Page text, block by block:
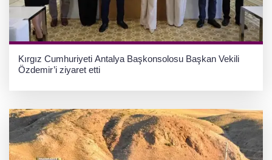
Kırgız Cumhuriyeti Antalya Başkonsolosu Başkan Vekili
Özdemir’i ziyaret etti